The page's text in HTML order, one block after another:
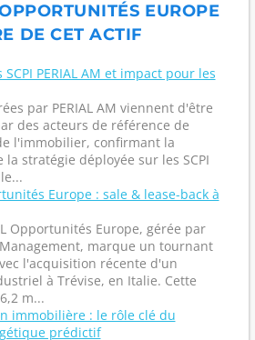
EUROPE
DE CET ACTIF
SCPI PERIAL AM et impact pour les
par PERIAL AM viennent d'être
des acteurs de référence de
l'immobilier, confirmant la
la stratégie déployée sur les SCPI
Europe : sale & lease-back à
Opportunités Europe, gérée par
Management, marque un tournant
l'acquisition récente d'un
à Trévise, en Italie. Cette
m...
immobilière : le rôle clé du
prédictif